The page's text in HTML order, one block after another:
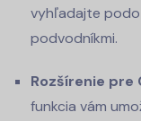
vyhľadajte
podvodníkmi.
Rozšírenie pre
funkcia vám